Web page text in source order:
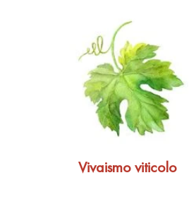
Vivaismo viticolo